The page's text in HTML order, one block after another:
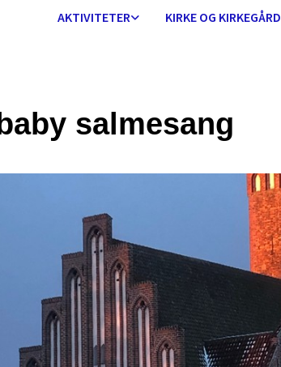
AKTIVITETER KIRKE OG KIRKEGÅRD
baby salmesang